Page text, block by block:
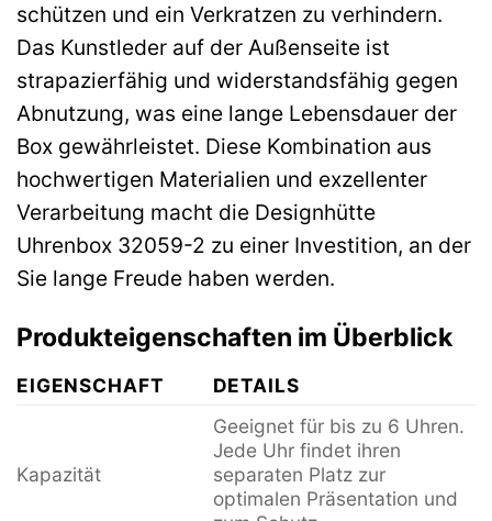
schützen und ein Verkratzen zu verhindern.
Das Kunstleder auf der Außenseite ist
strapazierfähig und widerstandsfähig gegen
Abnutzung, was eine lange Lebensdauer der
Box gewährleistet. Diese Kombination aus
hochwertigen Materialien und exzellenter
Verarbeitung macht die Designhütte
Uhrenbox 32059-2 zu einer Investition, an der
Sie lange Freude haben werden.
Produkteigenschaften im Überblick
EIGENSCHAFT DETAILS
Kapazität
Geeignet für bis zu 6 Uhren.
Jede Uhr findet ihren
separaten Platz zur
optimalen Präsentation und